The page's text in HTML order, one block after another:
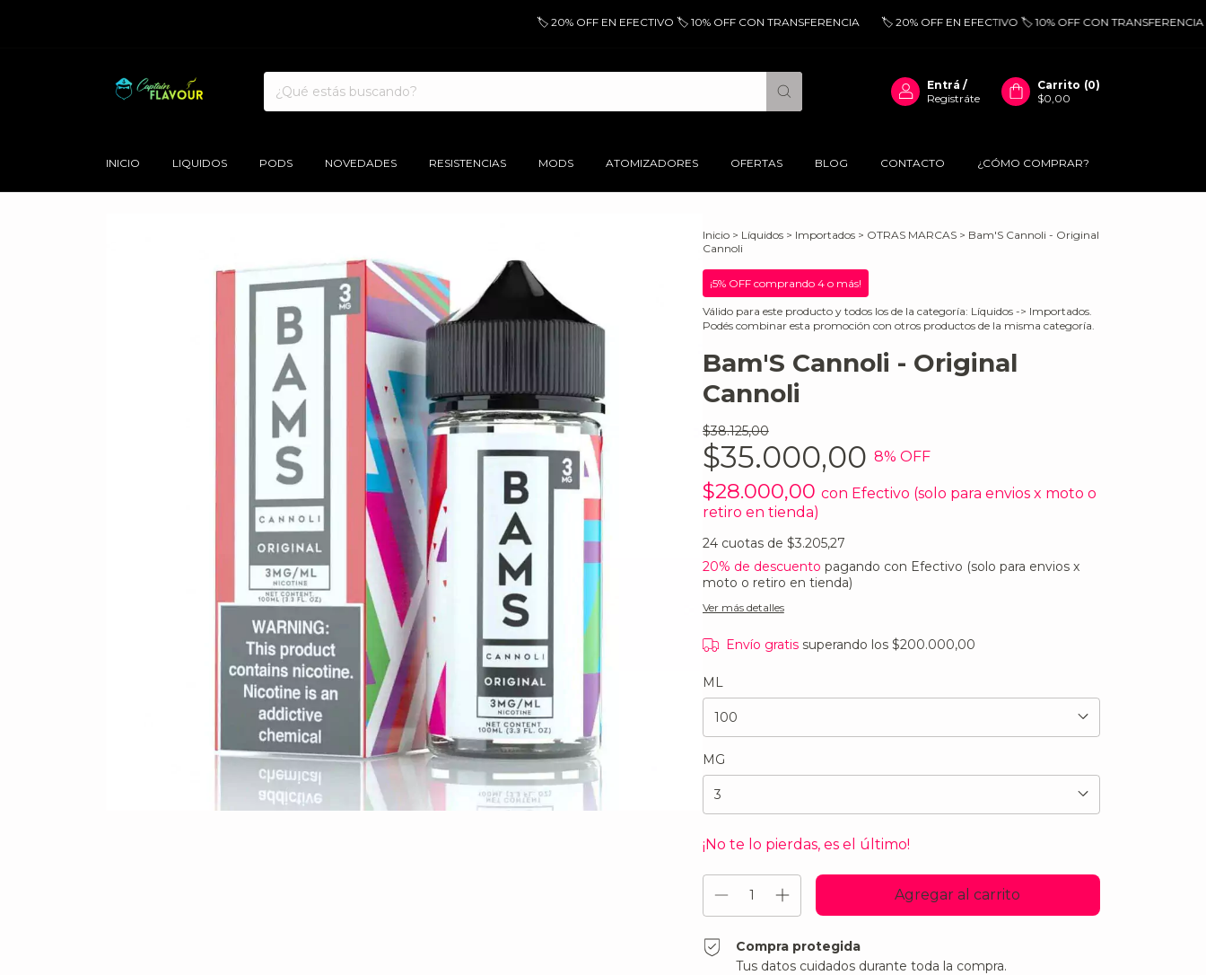
🏷️ 20% OFF EN EFECTIVO 🏷️ 10% OFF CON TRANSFERENCIA 🏷️ 20% OFF EN EFECTIVO 🏷️ 10% OFF CON TRANSFERENCIA
Entrá /
Registráte
Carrito (0)
$0,00
INICIO LIQUIDOS PODS NOVEDADES RESISTENCIAS MODS ATOMIZADORES OFERTAS BLOG CONTACTO ¿CÓMO COMPRAR?
Inicio > Líquidos > Importados > OTRAS MARCAS > Bam'S Cannoli - Original
Cannoli
¡5% OFF comprando 4 o más!
Válido para este producto y todos los de la categoría: Líquidos -> Importados.
Podés combinar esta promoción con otros productos de la misma categoría.
Bam'S Cannoli - Original
Cannoli
$38.125,00
$35.000,00 8% OFF
$28.000,00 con Efectivo (solo para envios x moto o
retiro en tienda)
24 cuotas de $3.205,27
20% de descuento pagando con Efectivo (solo para envios x
moto o retiro en tienda)
Ver más detalles
Envío gratis superando los$200.000,00
ML
MG
¡No te lo pierdas, es el último!
Compra protegida
Tus datos cuidados durante toda la compra.